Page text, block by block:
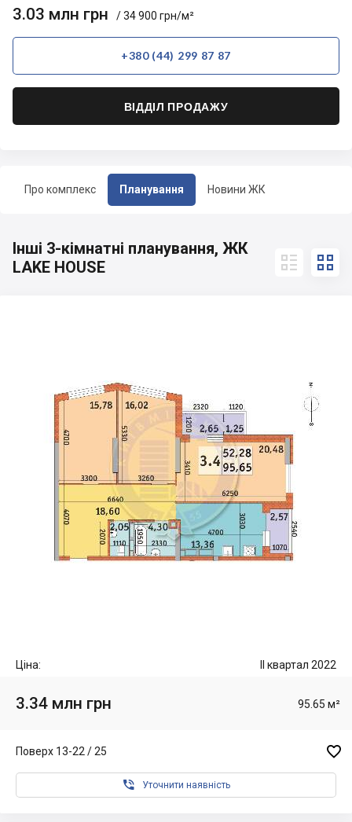
Про комплекс Планування Новини ЖК
3.03 млн грн / 34 900 грн/м²
+380 (44) 299 87 87
ВІДДІЛ ПРОДАЖУ
Інші 3-кімнатні планування, ЖК
LAKE HOUSE
 
Ціна: II квартал 2022
3.34 млн грн 95.65 м²
Поверх 13-22 / 25 
 Уточнити наявність